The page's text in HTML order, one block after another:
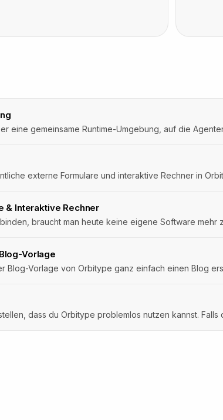
& Interaktive Rechner
braucht man heute keine eigene Software mehr
Vorlage
Blog-Vorlage von Orbitype ganz einfach einen Blog